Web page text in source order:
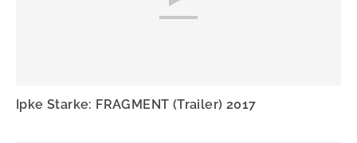
Ipke Starke: FRAGMENT (Trailer) 2017